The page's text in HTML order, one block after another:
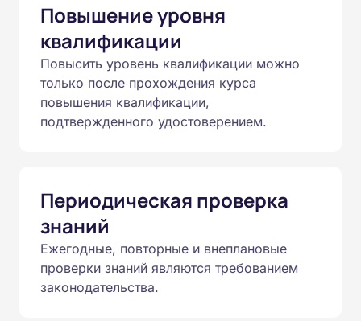
Повышение уровня
квалификации
Повысить уровень квалификации можно
только после прохождения курса
повышения квалификации,
подтвержденного удостоверением.
Периодическая проверка
знаний
Ежегодные, повторные и внеплановые
проверки знаний являются требованием
законодательства.